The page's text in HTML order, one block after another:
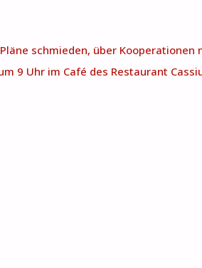
schmieden, über
9 Uhr im Café des Restaurant